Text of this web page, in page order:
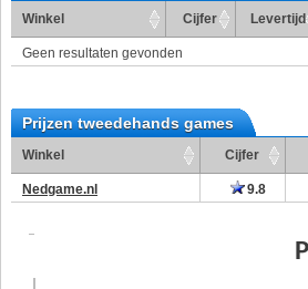
Winkel Cijfer Levertijd
Geen resultaten gevonden
Prijzen tweedehands games
Winkel Cijfer
Nedgame.nl 9.8